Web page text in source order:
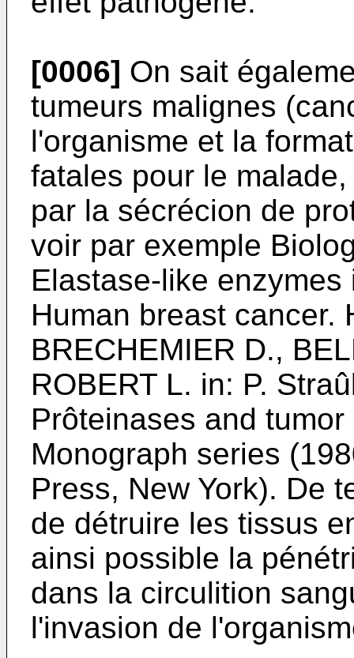
[0006] On sait
tumeurs malignes
l'organisme et la
fatales pour le
par la sécrécion de
voir par exemple
Elastase-like
Human breast cancer.
BRECHEMIER D.,
ROBERT L. in: P.
Prôteinases and
Monograph series
Press, New York). De
de détruire les tissus
ainsi possible la
dans la circulition
l'invasion de